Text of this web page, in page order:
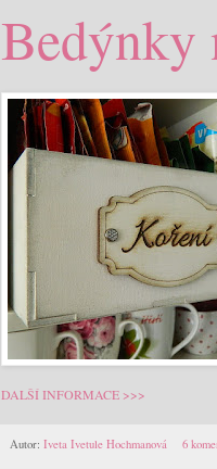
DALŠÍ INFORMACE >>>
Autor: Iveta Ivetule Hochmanová 6